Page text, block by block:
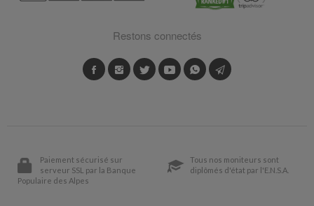
Restons connectés
Paiement sécurisé sur
serveur SSL par la Banque
Populaire des Alpes
Tous nos moniteurs sont
diplômés d'état par l'E.N.S.A.